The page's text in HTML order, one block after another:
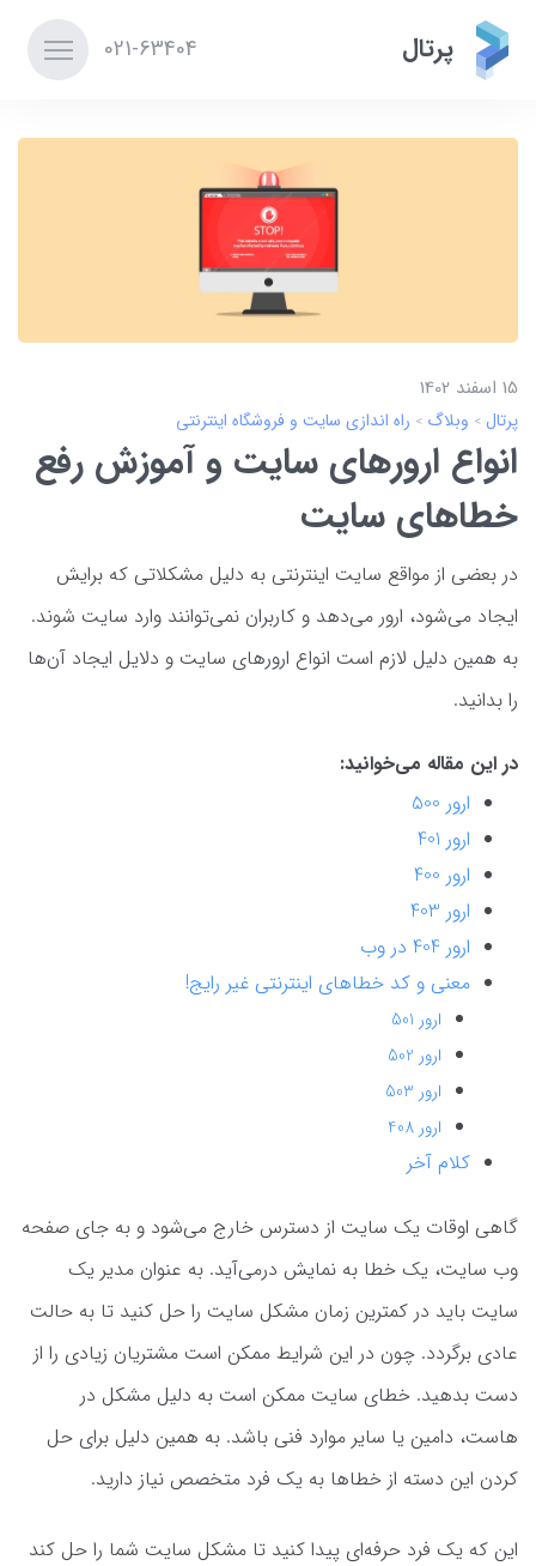
پرتال 021-63404
15 اسفند 1402
پرتال وبلاگ راه اندازی سایت و فروشگاه اینترنتی
انواع ارورهای سایت و آموزش رفع
خطاهای سایت
در بعضی از مواقع سایت اینترنتی به دلیل مشکلاتی که برایش
ایجاد می‌شود، ارور می‌دهد و کاربران نمی‌توانند وارد سایت شوند.
به همین دلیل لازم است انواع ارورهای سایت و دلایل ایجاد آن‌ها
را بدانید.
در این مقاله می‌خوانید:
ارور 500
ارور 401
ارور 400
ارور 403
ارور 404 در وب
معنی و کد خطاهای اینترنتی غیر رایج!
ارور 501
ارور 502
ارور 503
ارور 408
کلام آخر
گاهی اوقات یک سایت از دسترس خارج می‌شود و به جای صفحه
وب سایت، یک خطا به نمایش درمی‌آید. به عنوان مدیر یک
سایت باید در کمترین زمان مشکل سایت را حل کنید تا به حالت
عادی برگردد. چون در این شرایط ممکن است مشتریان زیادی را از
دست بدهید. خطای سایت ممکن است به دلیل مشکل در
هاست، دامین یا سایر موارد فنی باشد. به همین دلیل برای حل
کردن این دسته از خطاها به یک فرد متخصص نیاز دارید.
این که یک فرد حرفه‌ای پیدا کنید تا مشکل سایت شما را حل کند